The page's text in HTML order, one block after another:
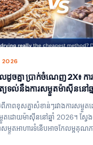
2026
ចគ្នា ប្រាក់ចំណេញ 2X៖ កា
យទល់នឹងការសម្ងួតម៉ាស៊ីននៅឆ្
ាពខុសគ្នាសំខាន់ៗរវាងការសម្ងួត
ងួតដោយម៉ាស៊ីននៅឆ្នាំ 2026។ ស្វ
ាសម្ងួតអាហារទំនើបអាចកែលម្អគុ